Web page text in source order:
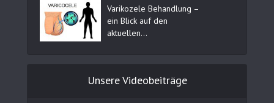
Varikozele Behandlung –
ein Blick auf den
aktuellen...
Unsere Videobeiträge